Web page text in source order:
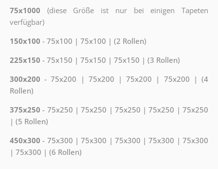
75x1000
(diese Größe ist nur bei einigen Tapeten
verfügbar)
150x100 - 75x100 | 75x100 | (2 Rollen)
225x150 - 75x150 | 75x150 | 75x150 | (3 Rollen)
300x200 - 75x200 | 75x200 | 75x200 | 75x200 | (4
Rollen)
375x250 - 75x250 | 75x250 | 75x250 | 75x250 | 75x250
| (5 Rollen)
450x300 - 75x300 | 75x300 | 75x300 | 75x300 | 75x300
| 75x300 | (6 Rollen)